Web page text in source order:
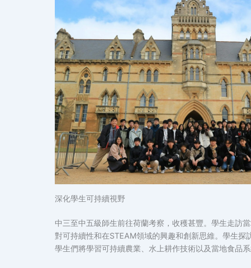
深化學生可持續視野
中三至中五級師生前往荷蘭考察，收穫甚豐。學生走訪
對可持續性和在STEAM領域的興趣和創新思維。學生探
學生們將學習可持續農業、水上耕作技術以及當地食品